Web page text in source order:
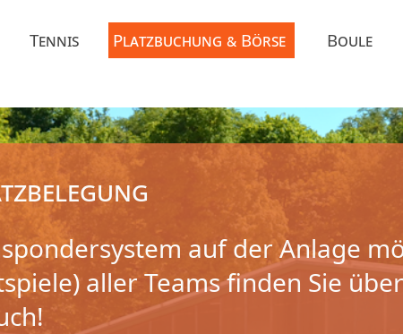
Tennis Platzbuchung & Börse Boule
auf der Anlage
aller Teams finden Sie